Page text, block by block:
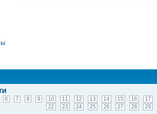
6 7 8 9 10 11 12 13 14 15 16
17
22
23 24 25 26 27 28 29